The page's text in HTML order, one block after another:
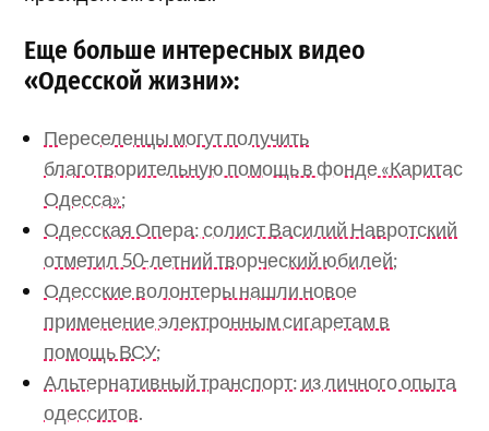
Еще больше интересных видео
«Одесской жизни»:
Переселенцы могут получить
благотворительную помощь в фонде «Каритас
Одесса»;
Одесская Опера: солист Василий Навротский
отметил 50-летний творческий юбилей;
Одесские волонтеры нашли новое
применение электронным сигаретам в
помощь ВСУ;
Альтернативный транспорт: из личного опыта
одесситов.